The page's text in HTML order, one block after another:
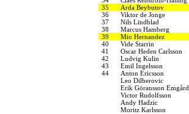
35
Arda Beybutov
36
Viktor de Jonge
37
Nils Lindblad
38
Marcus Hamberg
39
Mio Hernandez
40
Vide Starrin
41
Oscar Heden Carlsson
42
Ludvig Kulin
43
Emil Ingelsson
44
Anton Ericsson
Leo Dilberovic
Erik Göransson Emgård
Victor Rudolfsson
Andy Hadzic
Moritz Karlsson